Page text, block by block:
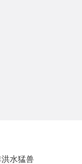
水猛兽